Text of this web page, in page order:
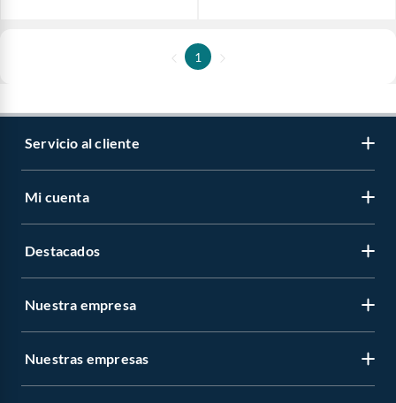
1
Servicio al cliente
Mi cuenta
Destacados
Nuestra empresa
Nuestras empresas